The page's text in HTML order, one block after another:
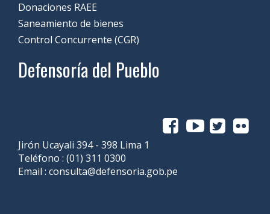
Donaciones RAEE
Saneamiento de bienes
Control Concurrente (CGR)
Defensoría del Pueblo
Jirón Ucayali 394 - 398 Lima 1
Teléfono : (01) 311 0300
Email : consulta@defensoria.gob.pe